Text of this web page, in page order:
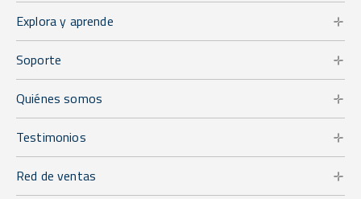
Explora y aprende
Soporte
Quiénes somos
Testimonios
Red de ventas